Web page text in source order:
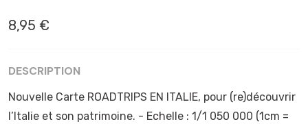
8,95 €
DESCRIPTION
Nouvelle Carte ROADTRIPS EN ITALIE, pour (re)découvrir
l’Italie et son patrimoine. - Echelle : 1/1 050 000 (1cm =